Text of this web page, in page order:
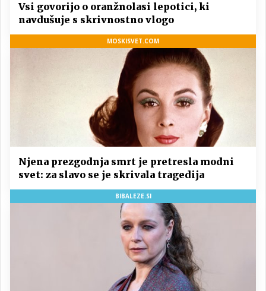
Vsi govorijo o oranžnolasi lepotici, ki
navdušuje s skrivnostno vlogo
MOSKISVET.COM
Njena prezgodnja smrt je pretresla modni
svet: za slavo se je skrivala tragedija
BIBALEZE.SI